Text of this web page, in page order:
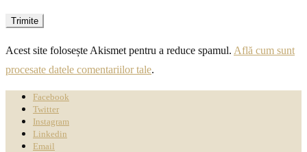
Acest site folosește Akismet pentru a reduce spamul. Află cum sunt
procesate datele comentariilor tale.
Facebook
Twitter
Instagram
Linkedin
Email